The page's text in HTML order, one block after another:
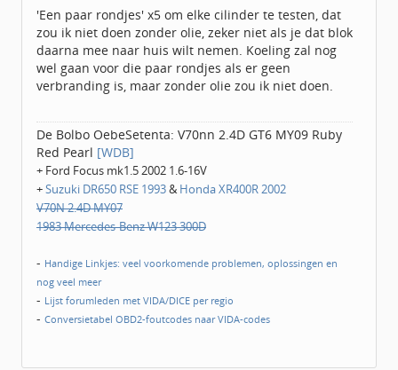
'Een paar rondjes' x5 om elke cilinder te testen, dat
zou ik niet doen zonder olie, zeker niet als je dat blok
daarna mee naar huis wilt nemen. Koeling zal nog
wel gaan voor die paar rondjes als er geen
verbranding is, maar zonder olie zou ik niet doen.
De Bolbo OebeSetenta: V70nn 2.4D GT6 MY09 Ruby
Red Pearl [WDB]
+ Ford Focus mk1.5 2002 1.6-16V
+Suzuki DR650 RSE 1993&Honda XR400R 2002
V70N 2.4D MY07
1983 Mercedes-Benz W123 300D
- Handige Linkjes: veel voorkomende problemen, oplossingen en
nog veel meer
- Lijst forumleden met VIDA/DICE per regio
- Conversietabel OBD2-foutcodes naar VIDA-codes